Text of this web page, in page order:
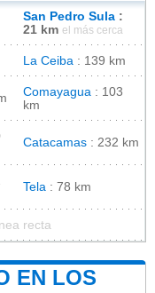
San Pedro Sula :
21 km el más cerca
La Ceiba : 139 km
Comayagua : 103
km
Catacamas : 232 km
Tela : 78 km
recta
EN LOS